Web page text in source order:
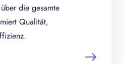
die gesamte
Qualität,